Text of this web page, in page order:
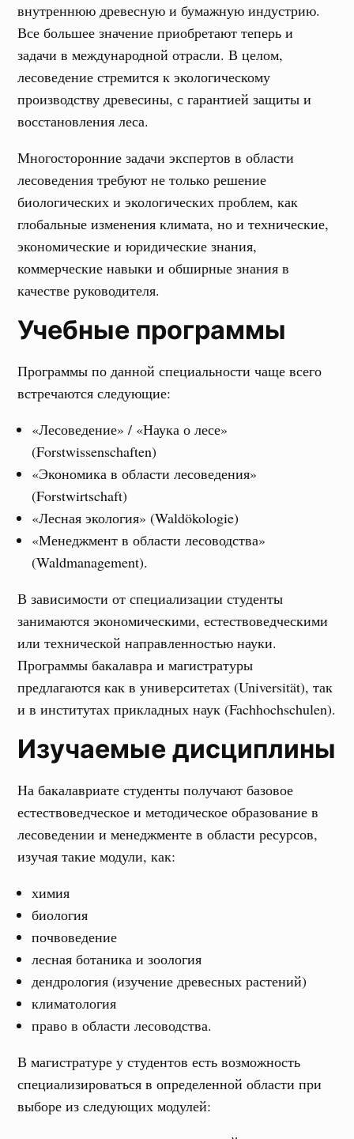
внутреннюю древесную и бумажную индустрию.
Все большее значение приобретают теперь и
задачи в международной отрасли. В целом,
лесоведение стремится к экологическому
производству древесины, с гарантией защиты и
восстановления леса.
Многосторонние задачи экспертов в области
лесоведения требуют не только решение
биологических и экологических проблем, как
глобальные изменения климата, но и технические,
экономические и юридические знания,
коммерческие навыки и обширные знания в
качестве руководителя.
Учебные программы
Программы по данной специальности чаще всего
встречаются следующие:
«Лесоведение» / «Наука о лесе»
(Forstwissenschaften)
«Экономика в области лесоведения»
(Forstwirtschaft)
«Лесная экология» (Waldökologie)
«Менеджмент в области лесоводства»
(Waldmanagement).
В зависимости от специализации студенты
занимаются экономическими, естествоведческими
или технической направленностью науки.
Программы бакалавра и магистратуры
предлагаются как в университетах (Universität), так
и в институтах прикладных наук (Fachhochschulen).
Изучаемые дисциплины
На бакалавриате студенты получают базовое
естествоведческое и методическое образование в
лесоведении и менеджменте в области ресурсов,
изучая такие модули, как:
химия
биология
почвоведение
лесная ботаника и зоология
дендрология (изучение древесных растений)
климатология
право в области лесоводства.
В магистратуре у студентов есть возможность
специализироваться в определенной области при
выборе из следующих модулей: